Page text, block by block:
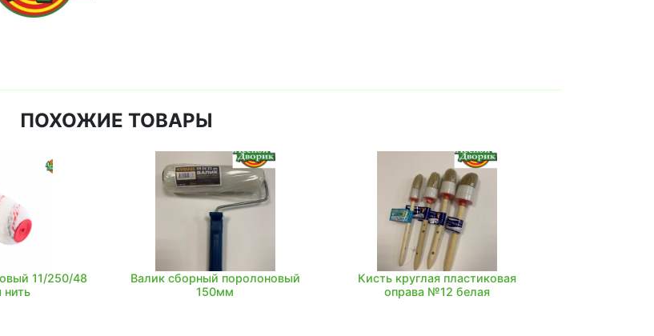
ПОХОЖИЕ ТОВАРЫ
11/250/48
нить
Валик сборный поролоновый
150мм
Кисть круглая пластиковая
оправа №12 белая